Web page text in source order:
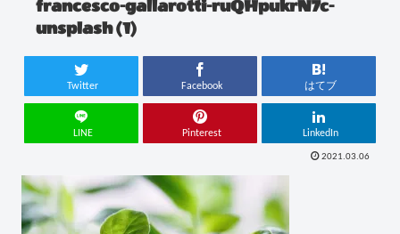
francesco-gallarotti-ruQHpukrN7c-
unsplash (1)
Twitter Facebook はてブ
LINE Pinterest LinkedIn
2021.03.06